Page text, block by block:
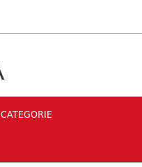
CATEGORIE